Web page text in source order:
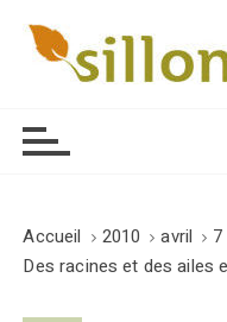
Accueil 2010 avril
7
Des racines et des ailes